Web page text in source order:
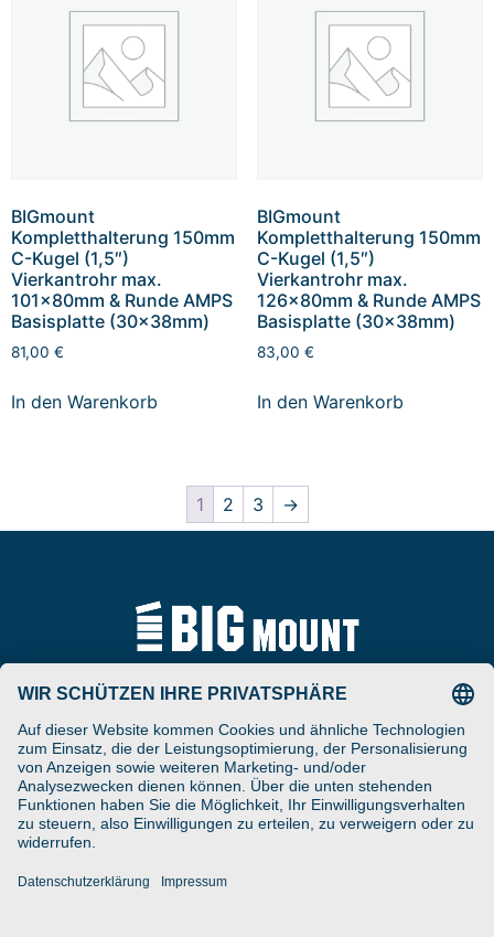
BIGmount
Kompletthalterung 150mm
C-Kugel (1,5″)
Vierkantrohr max.
101x80mm & Runde AMPS
Basisplatte (30x38mm)
81,00 €
In den Warenkorb
BIGmount
Kompletthalterung 150mm
C-Kugel (1,5″)
Vierkantrohr max.
126x80mm & Runde AMPS
Basisplatte (30x38mm)
83,00 €
In den Warenkorb
1 2 3 →
ARAT Spezialhalterungen
GmbH
Schierbusch 2a
D- 33161 Hövelhof
DESIGNED ENGINEERED
Tel
+49 (0) 5257-9380625
Fax
+49 (0) 5257-9380629